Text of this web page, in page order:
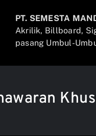
PT. SEMESTA
Akrilik, Billboard,
pasang Umbul-